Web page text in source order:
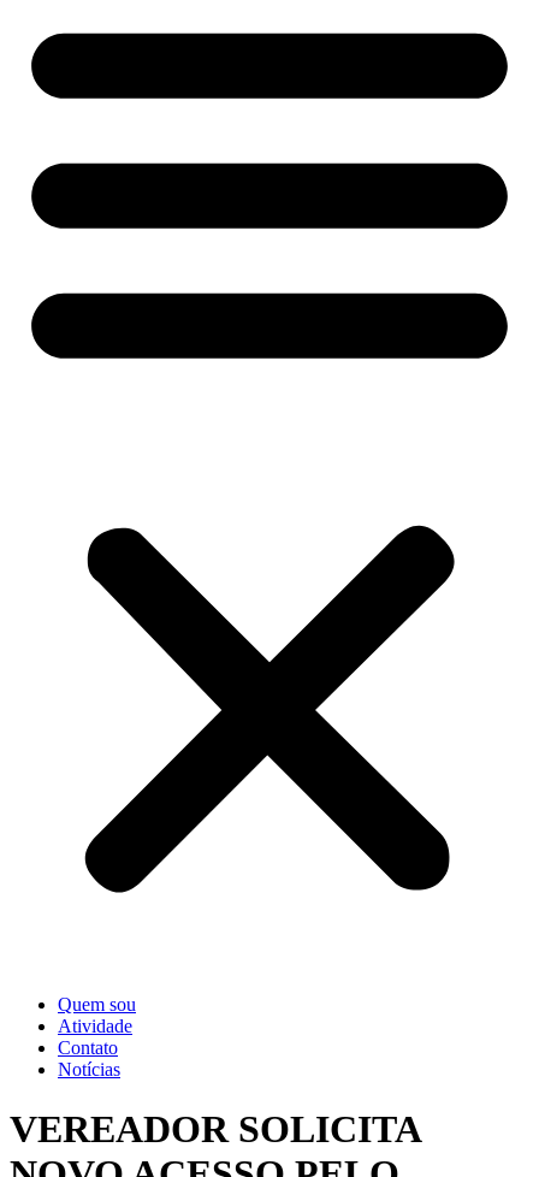
Quem sou
Atividade
Contato
Notícias
VEREADOR SOLICITA